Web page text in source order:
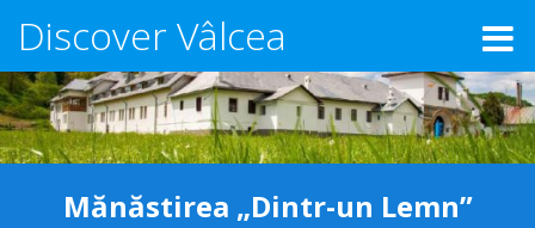
Discover Vâlcea
Mănăstirea „Dintr-un Lemn”